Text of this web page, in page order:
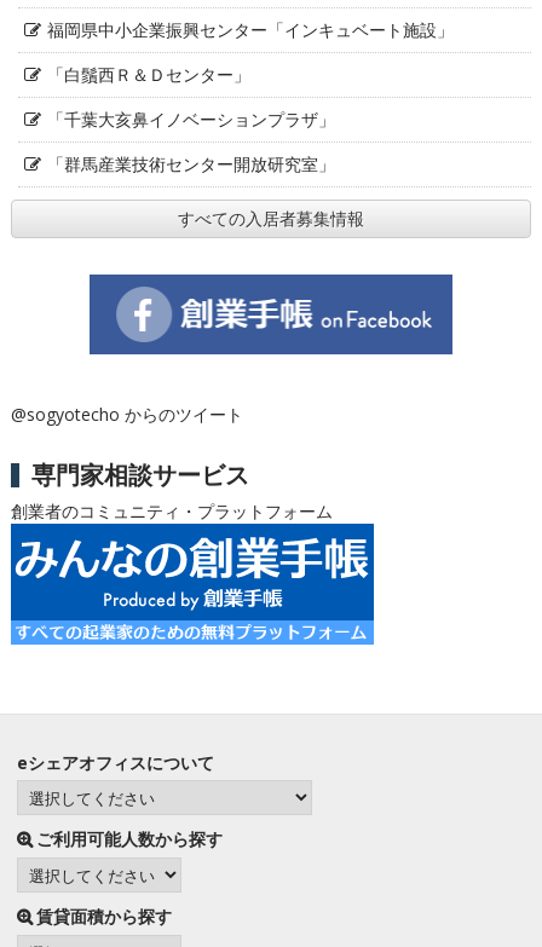
福岡県中小企業振興センター「インキュベート施設」
「白鬚西Ｒ＆Ｄセンター」
「千葉大亥鼻イノベーションプラザ」
「群馬産業技術センター開放研究室」
すべての入居者募集情報
@sogyotecho からのツイート
専門家相談サービス
創業者のコミュニティ・プラットフォーム
eシェアオフィスについて
ご利用可能人数から探す
賃貸面積から探す